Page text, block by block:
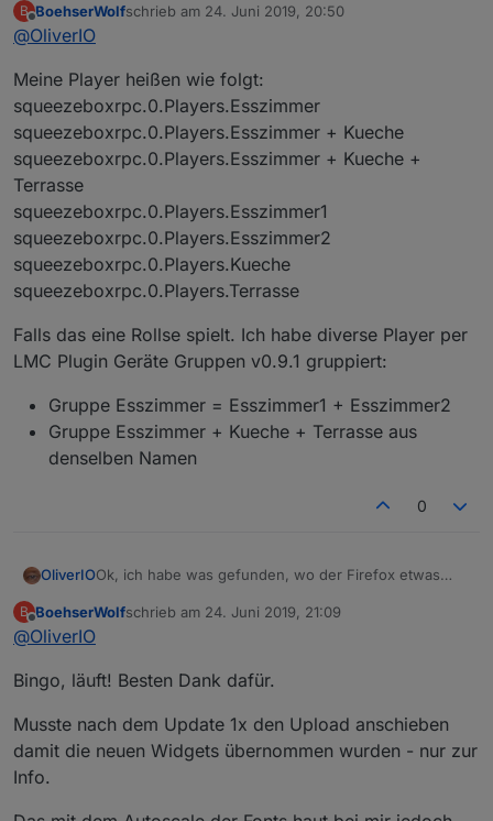
Wie heißen deine Player? Da ich einen Mechanismus
daran liegen. Da könnte auch noch Potential für eine
Endlosschleife liegen.
B
Offline
BoehserWolfschrieb am 24. Juni 2019, 20:50
zuletzt editiert von
@OliverIO
Meine Player heißen wie folgt:
squeezeboxrpc.0.Players.Esszimmer
squeezeboxrpc.0.Players.Esszimmer + Kueche
squeezeboxrpc.0.Players.Esszimmer + Kueche +
Terrasse
squeezeboxrpc.0.Players.Esszimmer1
squeezeboxrpc.0.Players.Esszimmer2
squeezeboxrpc.0.Players.Kueche
squeezeboxrpc.0.Players.Terrasse
Falls das eine Rollse spielt. Ich habe diverse Player per
LMC Plugin Geräte Gruppen v0.9.1 gruppiert:
Gruppe Esszimmer = Esszimmer1 + Esszimmer2
Gruppe Esszimmer + Kueche + Terrasse aus
denselben Namen
0
OliverIOOk, ich habe was gefunden, wo der Firefox etwas
Ich habe nun alle Widgets im Firefox einmal in eine
'Schwierigkeiten aufgefallen.
github verfügbar.
Ich bin gespannt, ob das problem mit der Auswahl der
Instanz sich damit auch behoben hat.
B
Offline
BoehserWolfschrieb am 24. Juni 2019, 21:09
zuletzt editiert von
@OliverIO
Bingo, läuft! Besten Dank dafür.
Musste nach dem Update 1x den Upload anschieben
damit die neuen Widgets übernommen wurden - nur zur
Info.